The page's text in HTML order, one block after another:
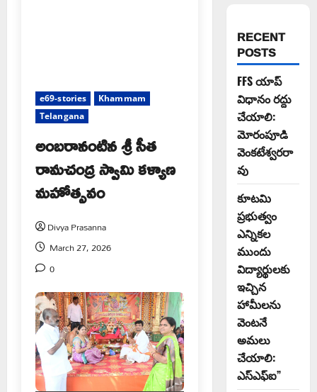
e69-stories
Khammam
Telangana
అంబరానంటిన శ్రీ సీత
రామచంద్ర స్వామి కళ్యాణ
మహోత్సవం
Divya Prasanna
March 27, 2026
0
RECENT
POSTS
FFS యాప్
విధానం రద్దు
చేయాలి:
మోరంపూడి
వెంకటేశ్వరరా
వు
కూటమి
ప్రభుత్వం
ఎన్నికల
ముందు
విద్యార్థులకు
ఇచ్చిన
హామీలను
వెంటనే
అమలు
చేయాలి:
ఎస్ఎఫ్ఐ”